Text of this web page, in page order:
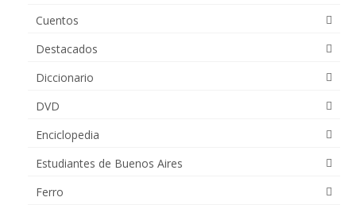
Cuentos
Destacados
Diccionario
DVD
Enciclopedia
Estudiantes de Buenos Aires
Ferro